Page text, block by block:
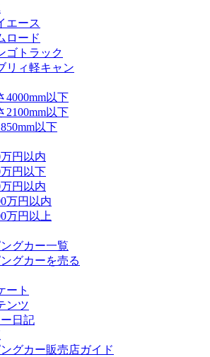
エース
ロード
ゴトラック
リィ軽キャン
4000mm以下
2100mm以下
以下
万円以内
万円以下
円以内
万円以内
万円以上
グカー一覧
グカーを売る
ート
ンツ
日記
グカー販売店ガイド